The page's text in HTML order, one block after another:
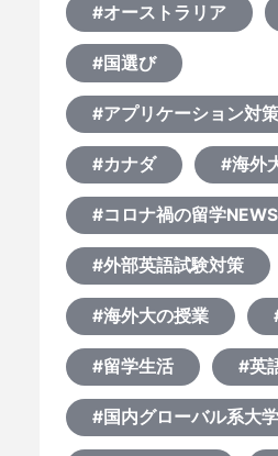
#オーストラリア
#国選び
#アプリケーション対策
#カナダ #海外
#コロナ禍の留学NEWS
#外部英語試験対策
#海外大の授業
#留学生活 #英
#国内グローバル系大